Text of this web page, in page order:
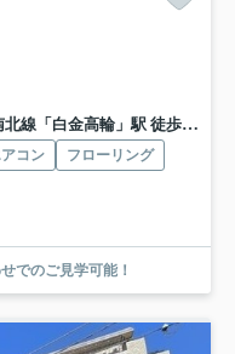
線「白金高輪」駅 徒歩10分
コン
フローリング
でのご見学可能！